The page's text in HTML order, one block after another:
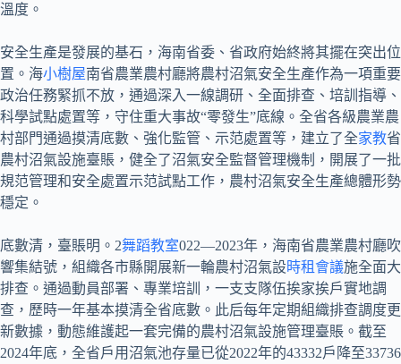
溫度。
安全生產是發展的基石，海南省委、省政府始終將其擺在突出位
置。海小樹屋南省農業農村廳將農村沼氣安全生產作為一項重要
政治任務緊抓不放，通過深入一線調研、全面排查、培訓指導、
科學試點處置等，守住重大事故“零發生”底線。全省各級農業農
村部門通過摸清底數、強化監管、示范處置等，建立了全家教省
農村沼氣設施臺賬，健全了沼氣安全監督管理機制，開展了一批
規范管理和安全處置示范試點工作，農村沼氣安全生產總體形勢
穩定。
底數清，臺賬明。2舞蹈教室022—2023年，海南省農業農村廳吹
響集結號，組織各市縣開展新一輪農村沼氣設時租會議施全面大
排查。通過動員部署、專業培訓，一支支隊伍挨家挨戶實地調
查，歷時一年基本摸清全省底數。此后每年定期組織排查調度更
新數據，動態維護起一套完備的農村沼氣設施管理臺賬。截至
2024年底，全省戶用沼氣池存量已從2022年的43332戶降至33736